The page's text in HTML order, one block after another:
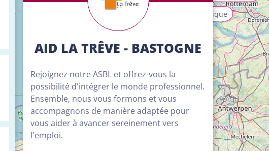
Tourisme, loisirs et animation
Transport et logistique
AID LA TRÊVE - BASTOGNE
Rejoignez notre ASBL et offrez-vous la
possibilité d'intégrer le monde professionnel.
Ensemble, nous vous formons et vous
accompagnons de manière adaptée pour
vous aider à avancer sereinement vers
l'emploi.